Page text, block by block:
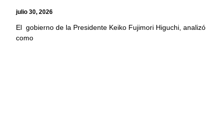
julio 30, 2026
El gobierno de la Presidente Keiko Fujimori Higuchi, analizó
como